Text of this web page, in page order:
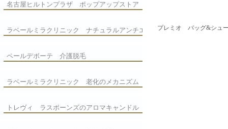
プレミオ バッグ&シュ
名古屋ヒルトンプラザ ポップアップストア
ラベールミラクリニック ナチュラルアンチエ
ペールデボーテ 介護脱毛
ラベールミラクリニック 老化のメカニズム
トレヴィ ラスボーンズのアロマキャンドル